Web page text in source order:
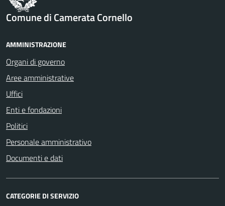
Comune di Camerata Cornello
AMMINISTRAZIONE
Organi di governo
Aree amministrative
Uffici
Enti e fondazioni
Politici
Personale amministrativo
Documenti e dati
CATEGORIE DI SERVIZIO